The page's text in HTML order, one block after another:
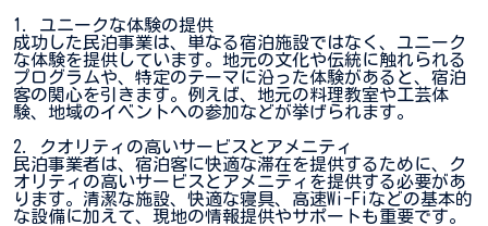
1. ユニークな体験の提供
成功した民泊事業は、単なる宿泊施設ではなく、ユニーク
な体験を提供しています。地元の文化や伝統に触れられる
プログラムや、特定のテーマに沿った体験があると、宿泊
客の関心を引きます。例えば、地元の料理教室や工芸体
験、地域のイベントへの参加などが挙げられます。
2. クオリティの高いサービスとアメニティ
民泊事業者は、宿泊客に快適な滞在を提供するために、ク
オリティの高いサービスとアメニティを提供する必要があ
ります。清潔な施設、快適な寝具、高速Wi-Fiなどの基本的
な設備に加えて、現地の情報提供やサポートも重要です。